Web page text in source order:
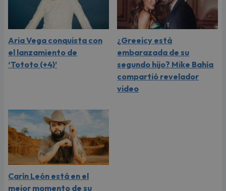
Aria Vega conquista con
el lanzamiento de
‘Tototo (+4)’
¿Greeicy está
embarazada de su
segundo hijo? Mike Bahía
compartió revelador
video
Carín León está en el
mejor momento de su